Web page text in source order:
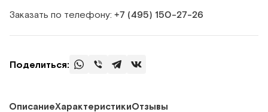
Заказать по телефону: +7 (495) 150‑27‑26
Поделиться:
ОписаниеХарактеристикиОтзывы